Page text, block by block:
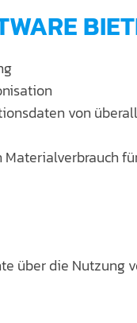
von
über die Nutzung